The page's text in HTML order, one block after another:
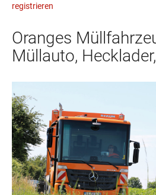
registrieren
Oranges
Müllauto,